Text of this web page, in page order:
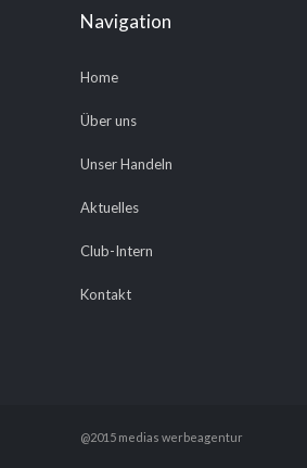
Navigation
Home
Über uns
Unser Handeln
Aktuelles
Club-Intern
Kontakt
@2015 medias werbeagentur